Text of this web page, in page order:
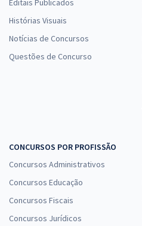
Editais Publicados
Histórias Visuais
Notícias de Concursos
Questões de Concurso
CONCURSOS POR PROFISSÃO
Concursos Administrativos
Concursos Educação
Concursos Fiscais
Concursos Jurídicos